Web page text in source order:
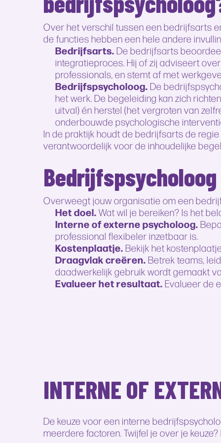
Over het verschil tussen een bedrijfsarts
de functies hebben een hele andere
Bedrijfsarts. De bedrijfsarts
integratieproces. Hij of zij adviseert
professionals, en stemt af met
Bedrijfspsycholoog. De
het werk. De begeleiding kan zich
uitval) én herstel (het vergroten van
onderbouwde psychologische
In de praktijk houdt de bedrijfsarts de
verantwoordelijk voor de inhoudelijke
Overweegt jouw organisatie om een
Het doel. Wat wil je bereiken? Is het
Interne of externe psycholoog.
professional flexibeler inzetbaar is.
Kostenplaatje. Bekijk het
Draagvlak creëren. Betrek teams,
daadwerkelijk gebruik wordt gemaakt
Evalueer het resultaat. Evalueer de
INTERNE OF
De keuze voor een interne
meerdere factoren. Twijfel je over je